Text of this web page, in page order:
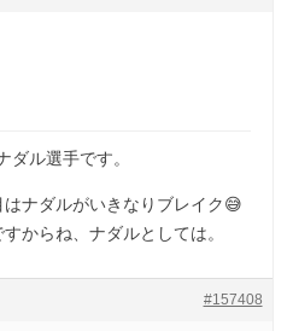
ダル選手です。
ナダルがいきなりブレイク😅
からね、ナダルとしては。
#157408